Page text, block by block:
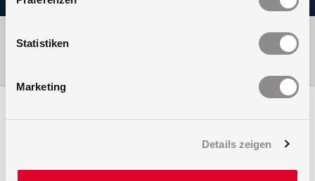
Statistiken
Marketing
Details zeigen
Hochwertige Edelstahlkonstruktion